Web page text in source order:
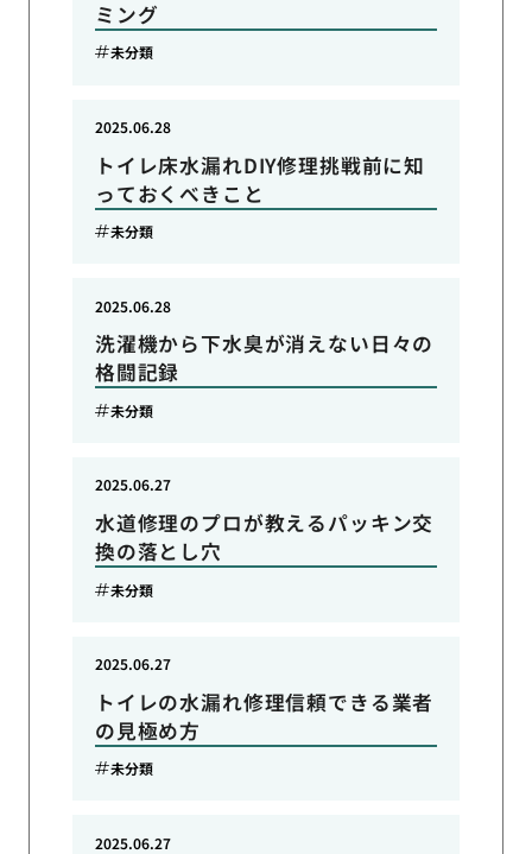
ミング
未分類
トイレ床水漏れDIY修理挑戦前に知
っておくべきこと
2025.06.28
未分類
洗濯機から下水臭が消えない日々の
格闘記録
2025.06.28
未分類
水道修理のプロが教えるパッキン交
換の落とし穴
2025.06.27
未分類
トイレの水漏れ修理信頼できる業者
の見極め方
2025.06.27
未分類
2025.06.27